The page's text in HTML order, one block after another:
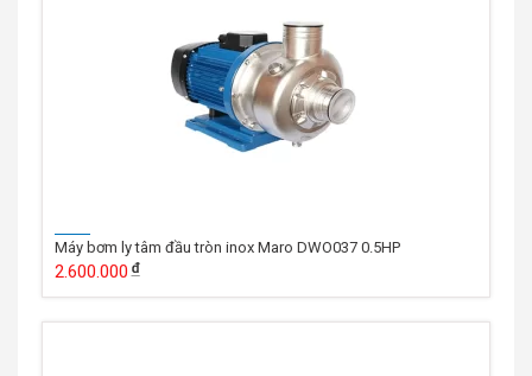
Máy bơm ly tâm đầu tròn inox Maro DWO037 0.5HP
2.600.000